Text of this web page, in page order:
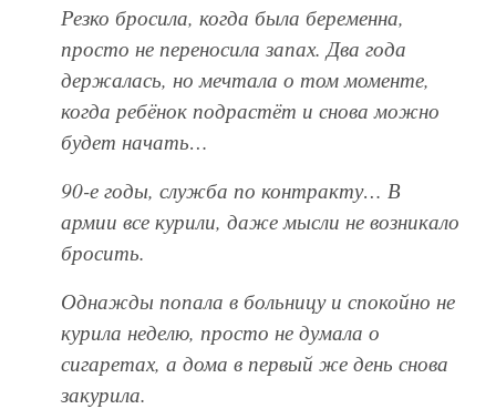
Резко бросила, когда была беременна,
просто не переносила запах. Два года
держалась, но мечтала о том моменте,
когда ребёнок подрастёт и снова можно
будет начать…
90-е годы, служба по контракту… В
армии все курили, даже мысли не возникало
бросить.
Однажды попала в больницу и спокойно не
курила неделю, просто не думала о
сигаретах, а дома в первый же день снова
закурила.